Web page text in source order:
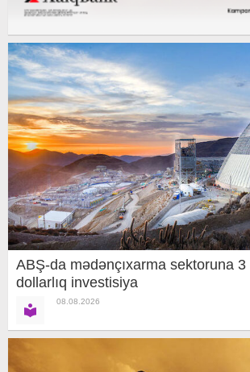
ABŞ-da mədənçıxarma sektoruna 3
dollarlıq investisiya
08.08.2026